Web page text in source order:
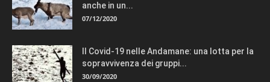
anche in un...
07/12/2020
Il Covid-19 nelle Andamane: una lotta per la
sopravvivenza dei gruppi...
30/09/2020